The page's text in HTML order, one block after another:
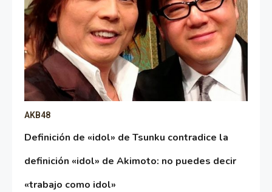
AKB48
Definición de «idol» de Tsunku contradice la
definición «idol» de Akimoto: no puedes decir
«trabajo como idol»